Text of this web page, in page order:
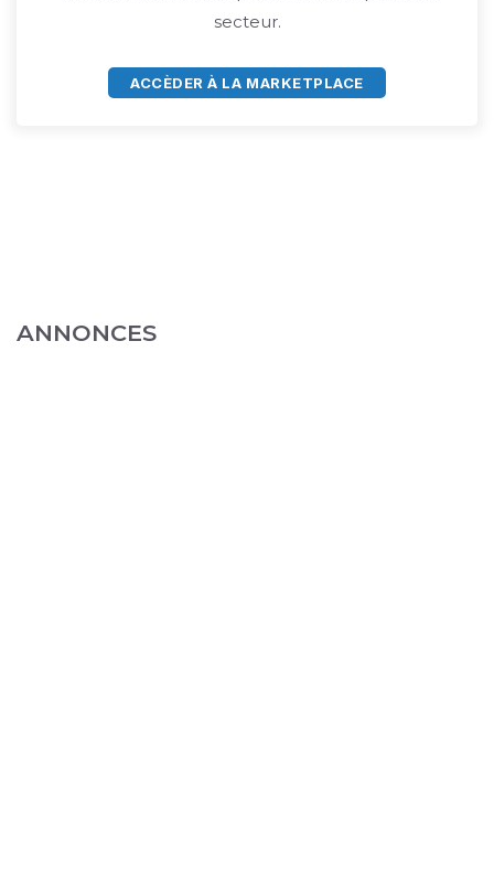
secteur.
ACCÈDER À LA MARKETPLACE
ANNONCES